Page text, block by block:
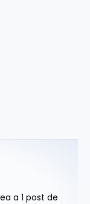
a 1 post de